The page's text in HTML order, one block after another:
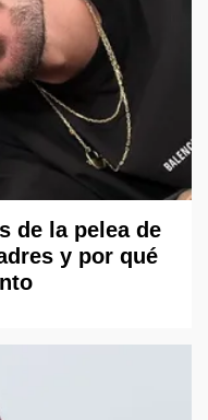
de la pelea de
y por qué